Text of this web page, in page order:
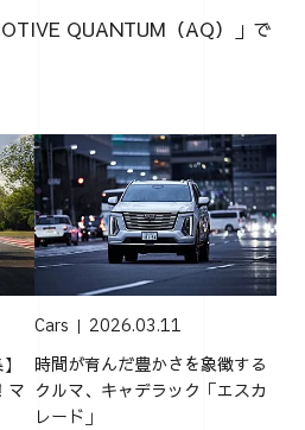
QUANTUM（AQ）」で
マ
Cars 2026.03.11
時間が育んだ豊かさを象徴する
クルマ、キャデラック「エスカ
レード」